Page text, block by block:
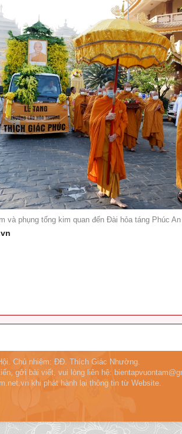
và phụng tống kim quan đến Đài hỏa táng Phúc
Chủ nhiệm: ĐĐ. Thích Giác Nhường.
gởi bài viết, vui lòng liên hệ:
khi phát hành lại thông tin từ Website.